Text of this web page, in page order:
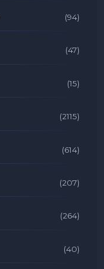
(94)
(47)
(15)
(2115)
(614)
(207)
(264)
(40)